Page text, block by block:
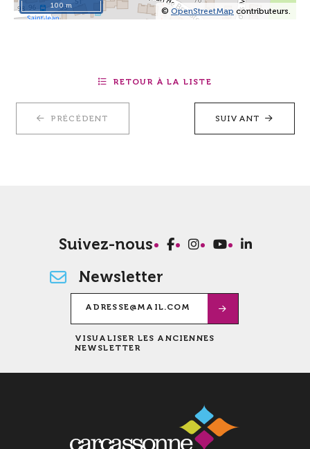
© OpenStreetMap contributeurs.
100 m
PRÉCÉDENT
RETOUR À LA LISTE
SUIVANT
Suivez-nous
Newsletter
VISUALISER LES ANCIENNES
NEWSLETTER